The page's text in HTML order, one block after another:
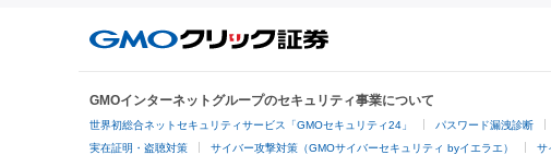
GMOインターネットグループのセキュリティ事業について
世界初総合ネットセキュリティサービス「GMOセキュリティ24」 パスワード漏洩診断
実在証明・盗聴対策 サイバー攻撃対策（GMOサイバーセキュリティ byイエラエ） サ